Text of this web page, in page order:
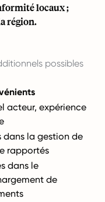
locaux ;
région.
possibles
acteur, expérience
dans la gestion de
rapportés
dans le
de